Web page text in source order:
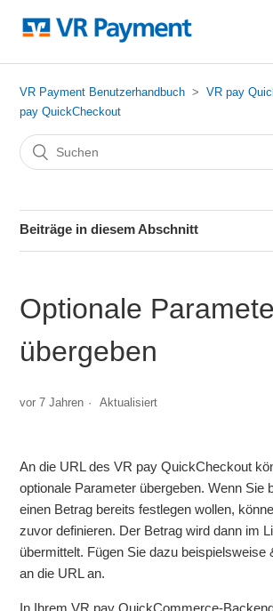
VR Payment Benutzerhandbuch VR pay
pay QuickCheckout
Beiträge in diesem Abschnitt
Übersicht Bezahlparameter
Optionale Parameter übergeben
Wie kann ich die Bezeichnung "Zweck"
Optionale
übergeben
vor 7 Jahren Aktualisiert
An die URL des VR pay QuickCheckout
optionale Parameter übergeben. Wenn Sie
einen Betrag bereits festlegen wollen,
zuvor definieren. Der Betrag wird dann im
übermittelt. Fügen Sie dazu beispielsweise
an die URL an.